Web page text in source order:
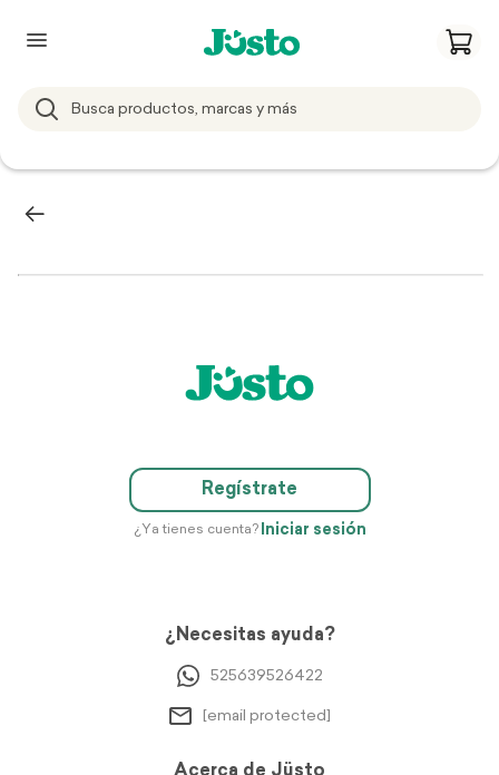
Regístrate
¿Ya tienes cuenta? Iniciar sesión
¿Necesitas ayuda?
525639526422
[email protected]